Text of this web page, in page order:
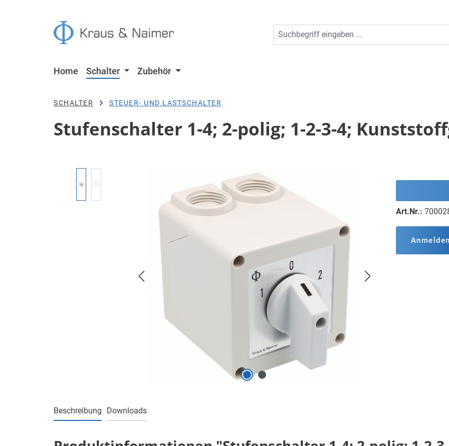
Home Schalter Zubehör
SCHALTER STEUER- UND LASTSCHALTER
Stufenschalter 1-4; 2-polig; 1-2-3-4;
Art.Nr.:
Anmelden
Beschreibung Downloads